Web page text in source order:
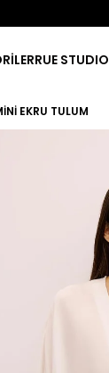
RUE STUDIO
EKRU TULUM